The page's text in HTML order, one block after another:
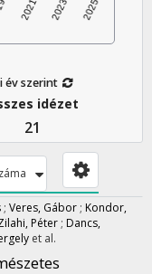
év szerint
idézet
21
; Veres, Gábor ; Kondor,
Péter ; Dancs,
et al.